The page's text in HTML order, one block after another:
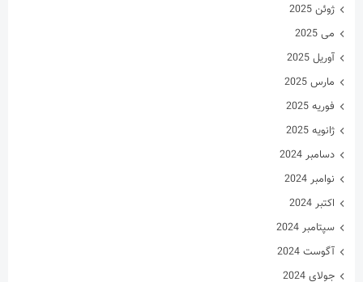
ژوئن 2025
می 2025
آوریل 2025
مارس 2025
فوریه 2025
ژانویه 2025
دسامبر 2024
نوامبر 2024
اکتبر 2024
سپتامبر 2024
آگوست 2024
جولای 2024